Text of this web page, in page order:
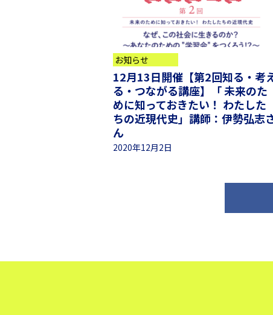
お知らせ
12月13日開催【第2回知る・考
る・つながる講座】「 未来のた
めに知っておきたい！ わたした
ちの近現代史」講師：伊勢弘志
ん
2020年12月2日